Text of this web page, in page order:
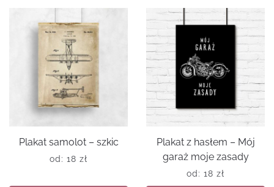
Plakat samolot – szkic
od: 18 zł
Plakat z hasłem – Mój
garaż moje zasady
od: 18 zł